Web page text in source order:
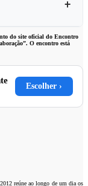
do site oficial do Encontro
O encontro está
Escolher ›
reúne ao longo de um dia os